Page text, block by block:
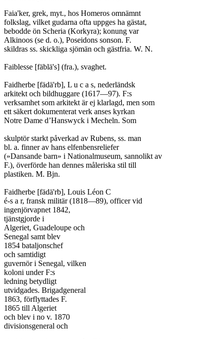
Faia'ker, grek, myt., hos Homeros omnämnt
folkslag, vilket gudarna ofta uppges ha gästat,
bebodde ön Scheria (Korkyra); konung var
Alkinoos (se d. o.), Poseidons sonson. F.
skildras ss. skickliga sjömän och gästfria. W. N.
Faiblesse [fäblä's] (fra.), svaghet.
Faidherbe [fädä'rb], L u c a s, nederländsk
arkitekt och bildhuggare (1617—97). F:s
verksamhet som arkitekt är ej klarlagd, men som
ett säkert dokumenterat verk anses kyrkan
Notre Dame d’Hanswyck i Mecheln. Som
skulptör starkt påverkad av Rubens, ss. man
bl. a. finner av hans elfenbensreliefer
(»Dansande barn» i Nationalmuseum, sannolikt av
F.), överförde han dennes måleriska stil till
plastiken.	M. Bjn.
Faidherbe [fädä'rb], Louis Léon C
é-s a r, fransk militär (1818—89), officer vid
ingenjörvapnet 1842,
tjänstgjorde i
Algeriet, Guadeloupe och
Senegal samt blev
1854 bataljonschef
och samtidigt
guvernör i Senegal, vilken
koloni under F:s
ledning betydligt
utvidgades. Brigadgeneral
1863, förflyttades F.
1865 till Algeriet
och blev i no v. 1870
divisionsgeneral och